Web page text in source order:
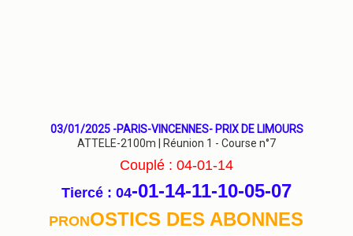
03/01/2025 -PARIS-VINCENNES- PRIX DE LIMOURS
ATTELE-2100m | Réunion 1 - Course n°7
Couplé : 04-01-14
Tiercé : 04-01-14-11-10-05-07
PRONOSTICS DES ABONNES